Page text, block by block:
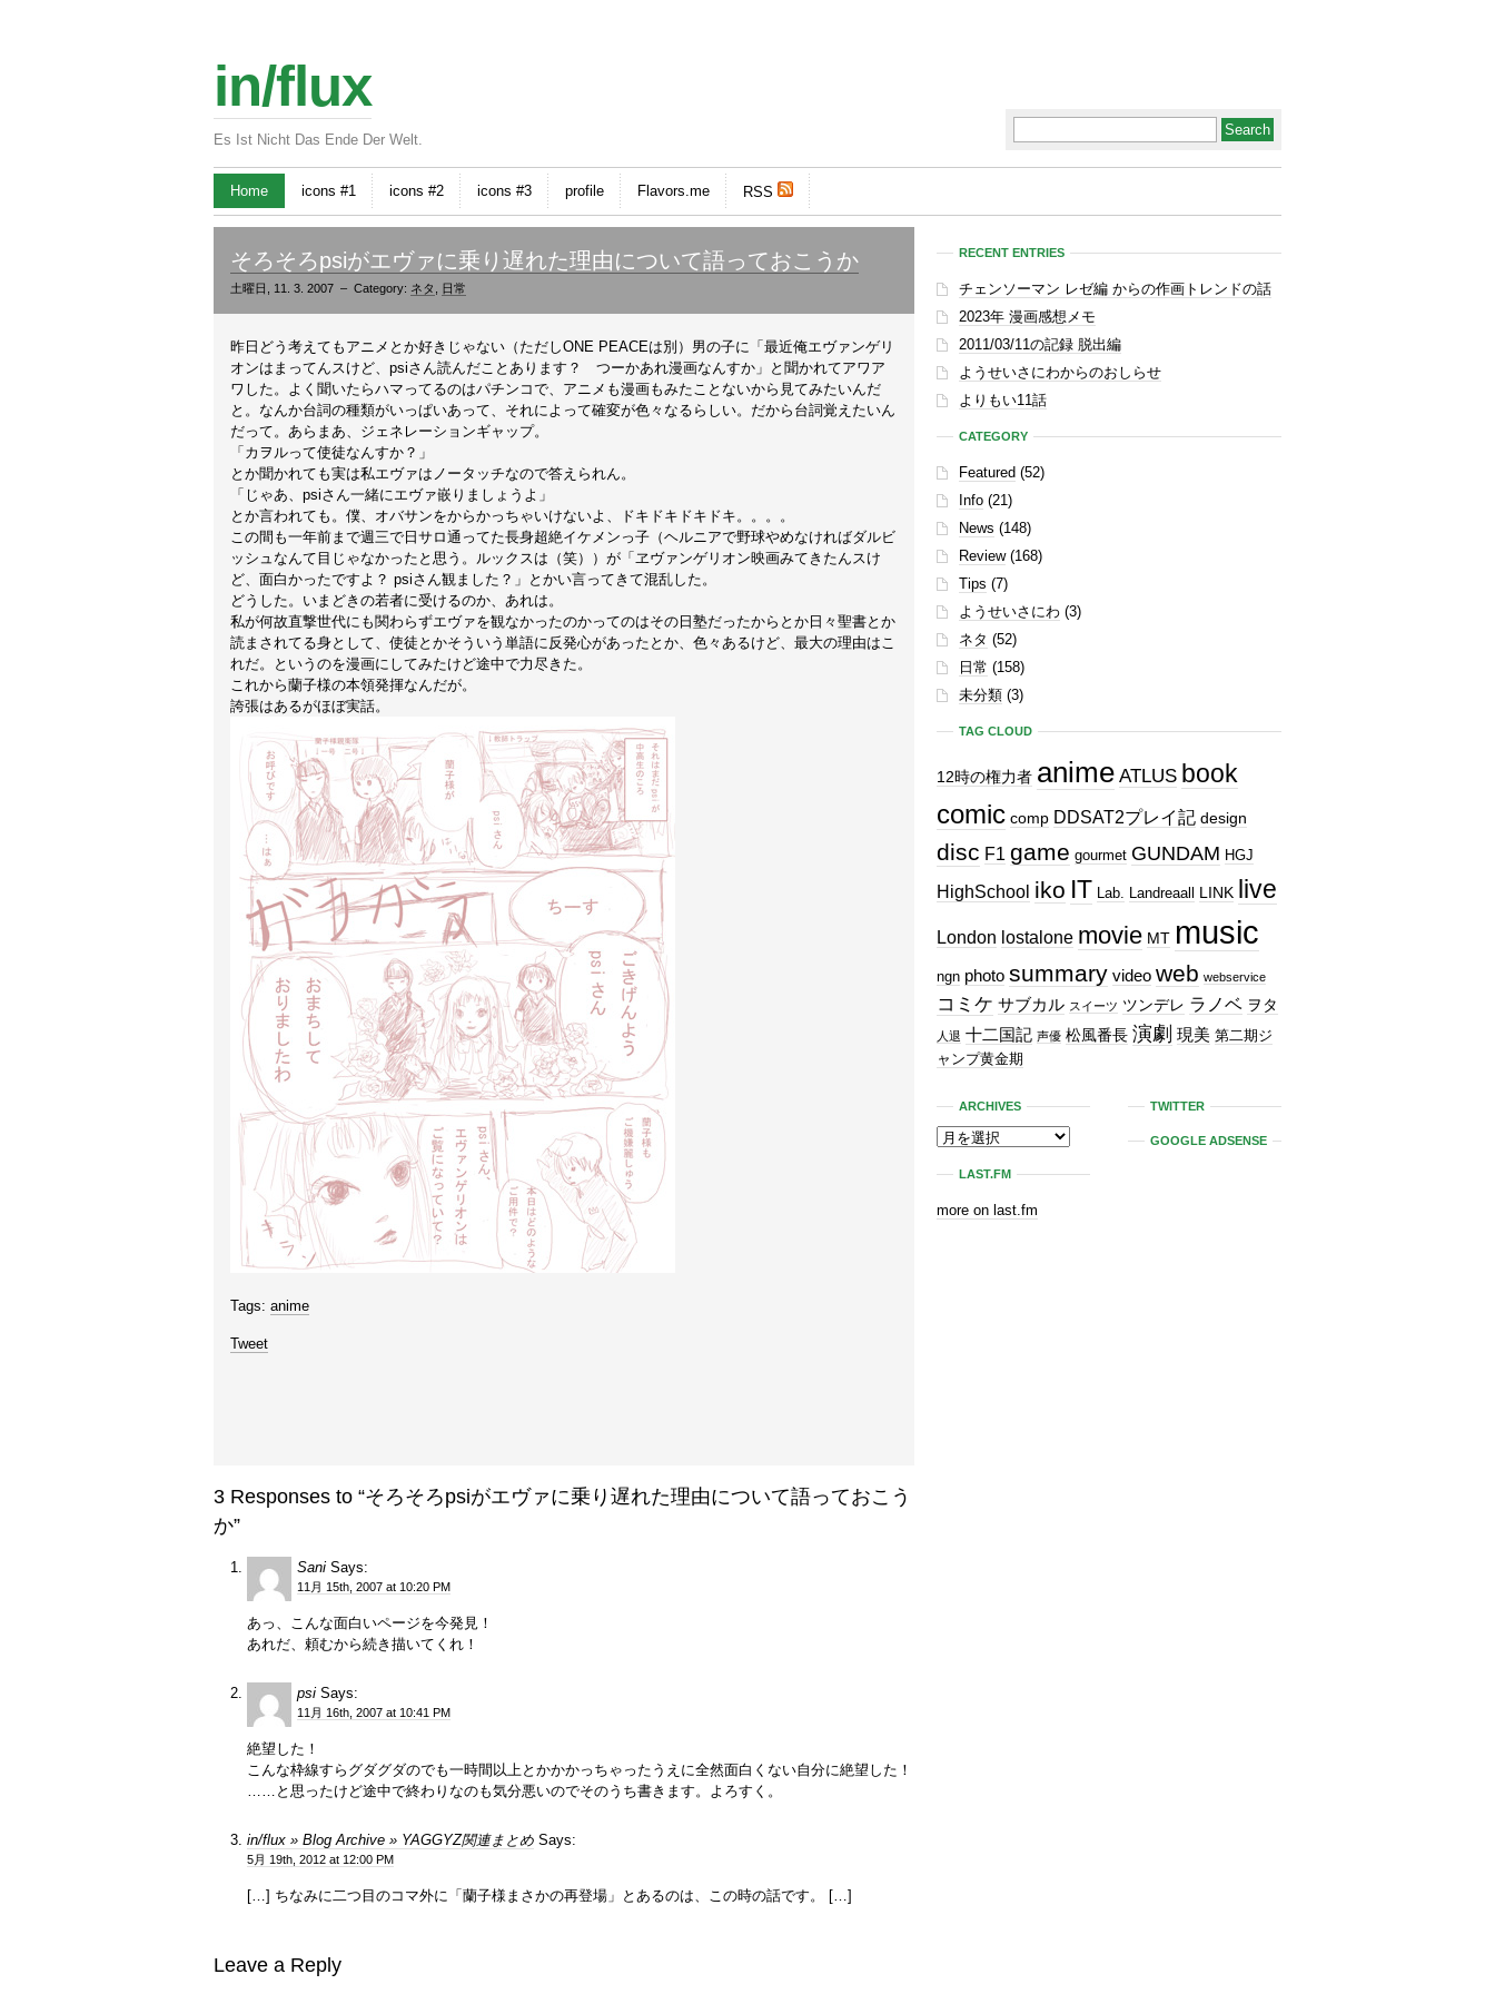
in/flux
Es Ist Nicht Das Ende Der Welt.
Home icons #1 icons #2 icons #3 profile Flavors.me RSS
そろそろpsiがエヴァに乗り遅れた理由について語っておこうか
土曜日, 11. 3. 2007 – Category: ネタ 日常
昨日どう考えてもアニメとか好きじゃない（ただしONE PEACEは別）男の子に「最近俺エヴァンゲリ
オンはまってんスけど、psiさん読んだことあります？ つーかあれ漫画なんすか」と聞かれてアワア
ワした。よく聞いたらハマってるのはパチンコで、アニメも漫画もみたことないから見てみたいんだ
と。なんか台詞の種類がいっぱいあって、それによって確変が色々なるらしい。だから台詞覚えたいん
だって。あらまあ、ジェネレーションギャップ。
「カヲルって使徒なんすか？」
とか聞かれても実は私エヴァはノータッチなので答えられん。
「じゃあ、psiさん一緒にエヴァ嵌りましょうよ」
とか言われても。僕、オバサンをからかっちゃいけないよ、ドキドキドキドキ。。。。
この間も一年前まで週三で日サロ通ってた長身超絶イケメンっ子（ヘルニアで野球やめなければダルビ
ッシュなんて目じゃなかったと思う。ルックスは（笑））が「ヱヴァンゲリオン映画みてきたんスけ
ど、面白かったですよ？ psiさん観ました？」とかい言ってきて混乱した。
どうした。いまどきの若者に受けるのか、あれは。
私が何故直撃世代にも関わらずエヴァを観なかったのかってのはその日塾だったからとか日々聖書とか
読まされてる身として、使徒とかそういう単語に反発心があったとか、色々あるけど、最大の理由はこ
れだ。というのを漫画にしてみたけど途中で力尽きた。
これから蘭子様の本領発揮なんだが。
誇張はあるがほぼ実話。
Tags: anime
Tweet
3 Responses to “そろそろpsiがエヴァに乗り遅れた理由について語っておこう
か”
Sani Says:
11月 15th, 2007 at 10:20 PM
あっ、こんな面白いページを今発見！
あれだ、頼むから続き描いてくれ！
psi Says:
11月 16th, 2007 at 10:41 PM
絶望した！
こんな枠線すらグダグダのでも一時間以上とかかかっちゃったうえに全然面白くない自分に絶望した！
……と思ったけど途中で終わりなのも気分悪いのでそのうち書きます。よろすく。
in/flux » Blog Archive » YAGGYZ関連まとめ Says:
5月 19th, 2012 at 12:00 PM
[…] ちなみに二つ目のコマ外に「蘭子様まさかの再登場」とあるのは、この時の話です。 […]
Leave a Reply
RECENT ENTRIES
チェンソーマン レゼ編 からの作画トレンドの話
2023年 漫画感想メモ
2011/03/11の記録 脱出編
ようせいさにわからのおしらせ
よりもい11話
CATEGORY
Featured (52)
Info (21)
News (148)
Review(168)
Tips (7)
ようせいさにわ (3)
ネタ (52)
日常 (158)
未分類 (3)
TAG CLOUD
12時の権力者 anime ATLUS book
comic comp DDSAT2プレイ記 design
disc F1 game gourmet GUNDAM HGJ
HighSchool iko IT Lab. Landreaall LINK live
London lostalone movie MT music
ngn photo summary video web webservice
コミケ サブカル スイーツ ツンデレ ラノベ ヲタ
人退 十二国記 声優 松風番長 演劇 現美 第二期ジ
ャンプ黄金期
TWITTER
GOOGLE ADSENSE
ARCHIVES
LAST.FM
more on last.fm